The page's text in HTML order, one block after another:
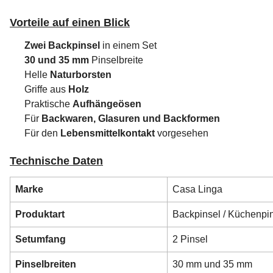
Vorteile auf einen Blick
Zwei Backpinsel in einem Set
30 und 35 mm Pinselbreite
Helle Naturborsten
Griffe aus Holz
Praktische Aufhängeösen
Für Backwaren, Glasuren und Backformen
Für den Lebensmittelkontakt vorgesehen
Technische Daten
Marke Casa Linga
Produktart Backpinsel /
Setumfang 2 Pinsel
Pinselbreiten 30 mm und 35 mm